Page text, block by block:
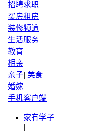
| 招聘求职
| 买房租房
| 装修频道
| 生活服务
| 教育
| 相亲
| 亲子| 美食
| 婚嫁
| 手机客户端
家有学子
|